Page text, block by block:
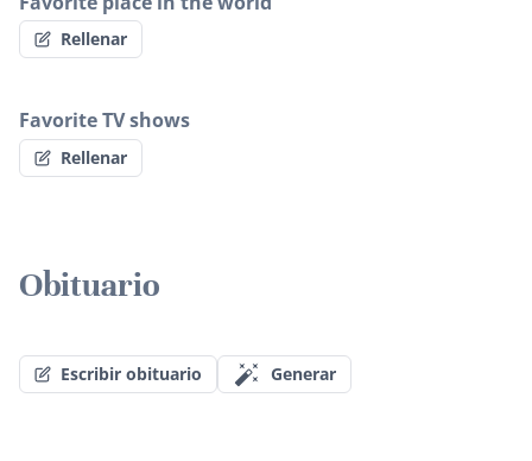
Rellenar
Favorite TV shows
Rellenar
Obituario
Escribir obituario Generar